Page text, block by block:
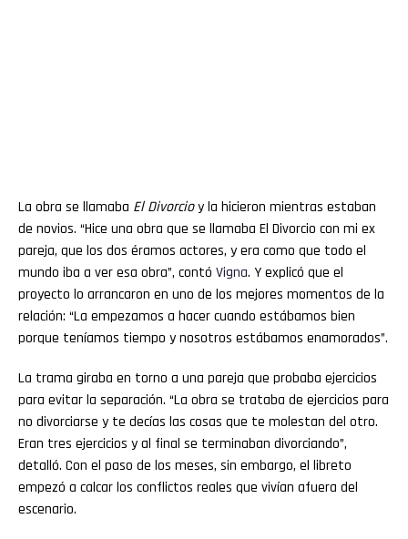
La obra se llamaba El Divorcioy la hicieron mientras estaban
de novios. “Hice una obra que se llamaba El Divorcio con mi ex
pareja, que los dos éramos actores, y era como que todo el
mundo iba a ver esa obra”, contó Vigna. Y explicó que el
proyecto lo arrancaron en uno de los mejores momentos de la
relación: “La empezamos a hacer cuando estábamos bien
porque teníamos tiempo y nosotros estábamos enamorados”.
La trama giraba en torno a una pareja que probaba ejercicios
para evitar la separación. “La obra se trataba de ejercicios para
no divorciarse y te decías las cosas que te molestan del otro.
Eran tres ejercicios y al final se terminaban divorciando”,
detalló. Con el paso de los meses, sin embargo, el libreto
empezó a calcar los conflictos reales que vivían afuera del
escenario.